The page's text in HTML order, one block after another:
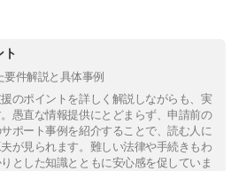
ト
要件解説と具体事例
のポイントを詳しく解説しながらも、実
愚直な情報提供にとどまらず、申請前の
ポート事例を紹介することで、読む人に
が見られます。難しい法律や手続きもわ
とした知識とともに安心感を促していま